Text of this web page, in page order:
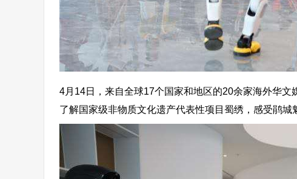
4月14日，来自全球17个国家和地区的20余家海外华文
了解国家级非物质文化遗产代表性项目蜀绣，感受鹃